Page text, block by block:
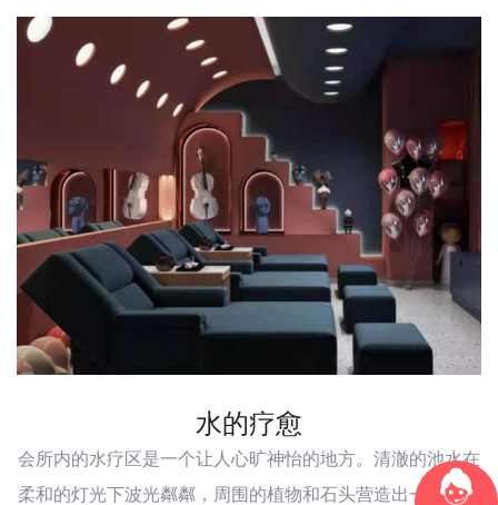
水的疗愈
会所内的水疗区是一个让人心旷神怡的地方。清澈的池水在
柔和的灯光下波光粼粼，周围的植物和石头营造出一种宁静